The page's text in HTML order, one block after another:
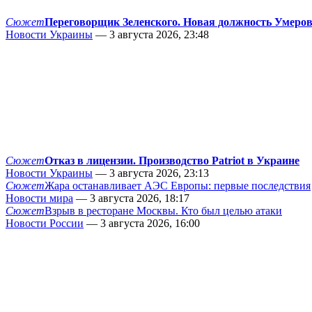
СюжетПереговорщик Зеленского. Новая должность
Новости Украины — 3 августа 2026, 23:48
СюжетОтказ в лицензии. Производство Patriot в Украине
Новости Украины — 3 августа 2026, 23:13
СюжетЖара останавливает АЭС Европы: первые последствия
Новости мира — 3 августа 2026, 18:17
СюжетВзрыв в ресторане Москвы. Кто был целью атаки
Новости России — 3 августа 2026, 16:00